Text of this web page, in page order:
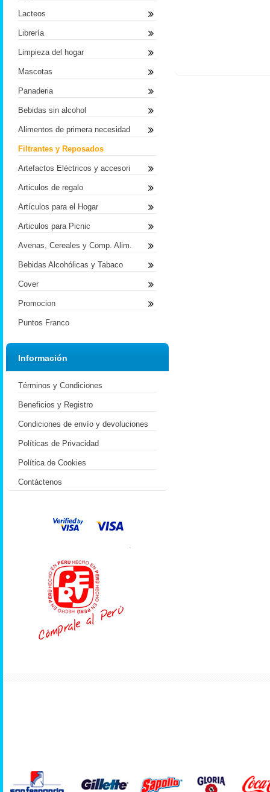
Lacteos
Librería
Limpieza del hogar
Mascotas
Panaderia
Bebidas sin alcohol
Alimentos de primera necesidad
Filtrantes y Reposados
Artefactos Eléctricos y accesori
Articulos de regalo
Artículos para el Hogar
Articulos para Picnic
Avenas, Cereales y Comp. Alim.
Bebidas Alcohólicas y Tabaco
Cover
Promocion
Puntos Franco
Información
Términos y Condiciones
Beneficios y Registro
Condiciones de envío y devoluciones
Políticas de Privacidad
Política de Cookies
Contáctenos
.